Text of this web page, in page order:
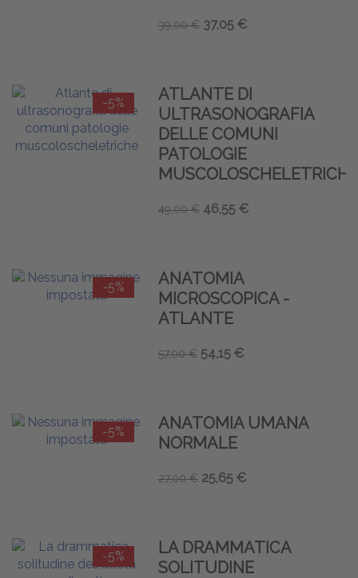
39,00 € 37,05 €
-5%
ATLANTE DI
ULTRASONOGRAFIA
DELLE COMUNI
PATOLOGIE
MUSCOLOSCHELETRICHE
49,00 € 46,55 €
-5%
ANATOMIA
MICROSCOPICA -
ATLANTE
57,00 € 54,15 €
-5%
ANATOMIA UMANA
NORMALE
27,00 € 25,65 €
-5%
LA DRAMMATICA
SOLITUDINE